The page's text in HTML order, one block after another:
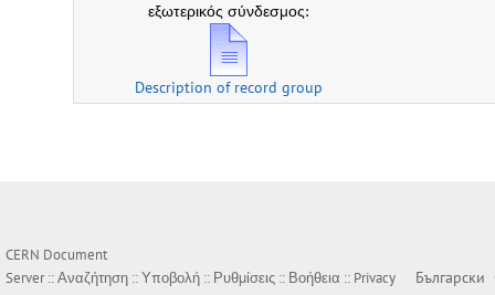
εξωτερικός σύνδεσμος:
Description of record group
CERN Document
Server ::Αναζήτηση ::Υποβολή :: Ρυθμίσεις :: Βοήθεια :: Privacy
Български